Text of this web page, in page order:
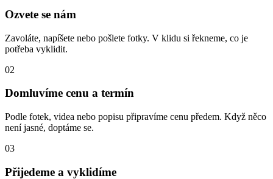
Ozvete se nám
Zavoláte, napíšete nebo pošlete fotky. V klidu si řekneme, co je
potřeba vyklidit.
02
Domluvíme cenu a termín
Podle fotek, videa nebo popisu připravíme cenu předem. Když něco
není jasné, doptáme se.
03
Přijedeme a vyklidíme